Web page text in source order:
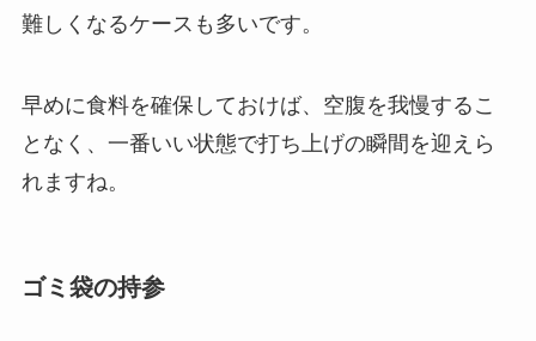
難しくなるケースも多いです。
早めに食料を確保しておけば、空腹を我慢するこ
となく、一番いい状態で打ち上げの瞬間を迎えら
れますね。
ゴミ袋の持参